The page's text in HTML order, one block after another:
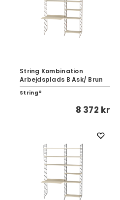
String Kombination
Arbejdsplads B Ask/ Brun
String®
8 372 kr